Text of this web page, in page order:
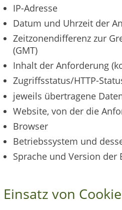
IP-Adresse
Datum und Uhrzeit der
Zeitzonendifferenz zur
(GMT)
Inhalt der Anforderung
Zugriffsstatus/HTTP-
jeweils übertragene
Website, von der die
Browser
Betriebssystem und
Sprache und Version der
Einsatz von